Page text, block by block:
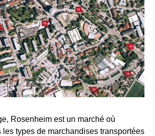
Rosenheim est un marché où
les types de marchandises transportées